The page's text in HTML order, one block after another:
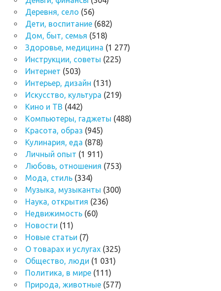
Деревня, село (56)
Дети, воспитание(682)
Дом, быт, семья (518)
Здоровье, медицина (1 277)
Инструкции, советы (225)
Интернет (503)
Интерьер, дизайн (131)
Искусство, культура (219)
Кино и ТВ (442)
Компьютеры, гаджеты (488)
Красота, образ (945)
Кулинария, еда (878)
Личный опыт (1 911)
Любовь, отношения (753)
Мода, стиль(334)
Музыка, музыканты (300)
Наука, открытия (236)
Недвижимость(60)
Новости (11)
Новые статьи (7)
О товарах и услугах(325)
Общество, люди (1 031)
Политика, в мире(111)
Природа, животные(577)